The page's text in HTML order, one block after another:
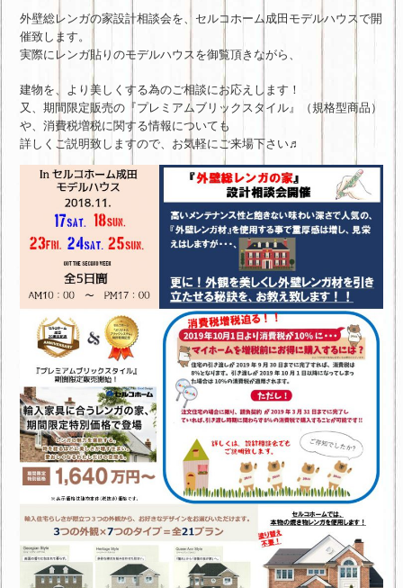
外壁総レンガの家設計相談会を、セルコホーム成田モデルハウスで開
催致します。
実際にレンガ貼りのモデルハウスを御覧頂きながら、
建物を、より美しくする為のご相談にお応えします！
又、期間限定販売の『プレミアムブリックスタイル』（規格型商品）
や、消費税増税に関する情報についても
詳しくご説明致しますので、お気軽にご来場下さい♬